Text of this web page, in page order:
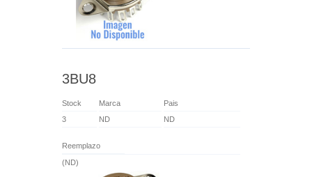
3BU8
Stock Marca
Pais
3
ND ND
Reemplazo
(ND)